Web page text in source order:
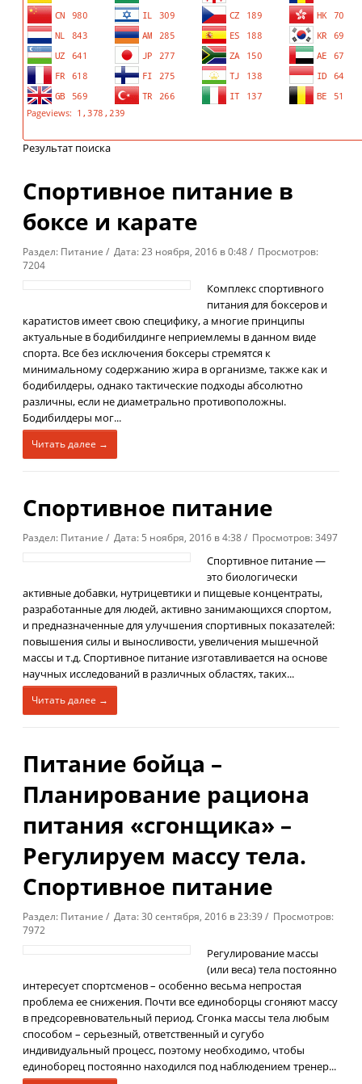
Результат поиска
Спортивное питание в
боксе и карате
Раздел: Питание / Дата: 23 ноября, 2016 в 0:48 / Просмотров:
7204
Комплекс спортивного
питания для боксеров и
каратистов имеет свою специфику, а многие принципы
актуальные в бодибилдинге неприемлемы в данном виде
спорта. Все без исключения боксеры стремятся к
минимальному содержанию жира в организме, также как и
бодибилдеры, однако тактические подходы абсолютно
различны, если не диаметрально противоположны.
Бодибилдеры мог...
Читать далее →
Спортивное питание
Раздел: Питание / Дата: 5 ноября, 2016 в 4:38 / Просмотров: 3497
Спортивное питание —
это биологически
активные добавки, нутрицевтики и пищевые концентраты,
разработанные для людей, активно занимающихся спортом,
и предназначенные для улучшения спортивных показателей:
повышения силы и выносливости, увеличения мышечной
массы и т.д. Спортивное питание изготавливается на основе
научных исследований в различных областях, таких...
Читать далее →
Питание бойца –
Планирование рациона
питания «сгонщика» –
Регулируем массу тела.
Спортивное питание
Раздел: Питание / Дата: 30 сентября, 2016 в 23:39 / Просмотров:
7972
Регулирование массы
(или веса) тела постоянно
интересует спортсменов – особенно весьма непростая
проблема ее снижения. Почти все единоборцы сгоняют массу
в предсоревновательный период. Сгонка массы тела любым
способом – серьезный, ответственный и сугубо
индивидуальный процесс, поэтому необходимо, чтобы
единоборец постоянно находился под наблюдением тренер...